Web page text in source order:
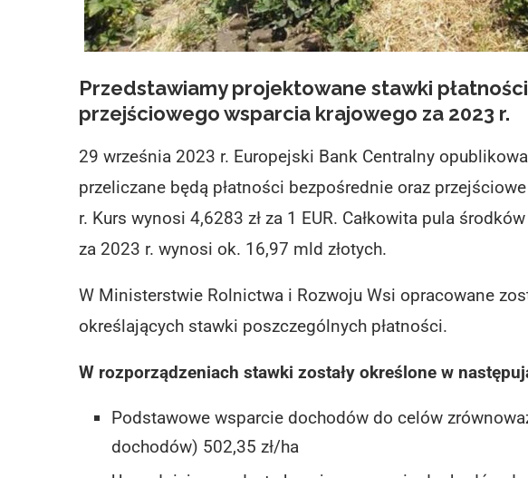
Przedstawiamy projektowane stawki
przejściowego wsparcia krajowego za 2023 r.
29 września 2023 r. Europejski Bank Centralny
przeliczane będą płatności bezpośrednie oraz
r. Kurs wynosi 4,6283 zł za 1 EUR. Całkowita pula
za 2023 r. wynosi ok. 16,97 mld złotych.
W Ministerstwie Rolnictwa i Rozwoju Wsi opracowane
określających stawki poszczególnych płatności.
W rozporządzeniach stawki zostały określone w
Podstawowe wsparcie dochodów do celów
dochodów) 502,35 zł/ha